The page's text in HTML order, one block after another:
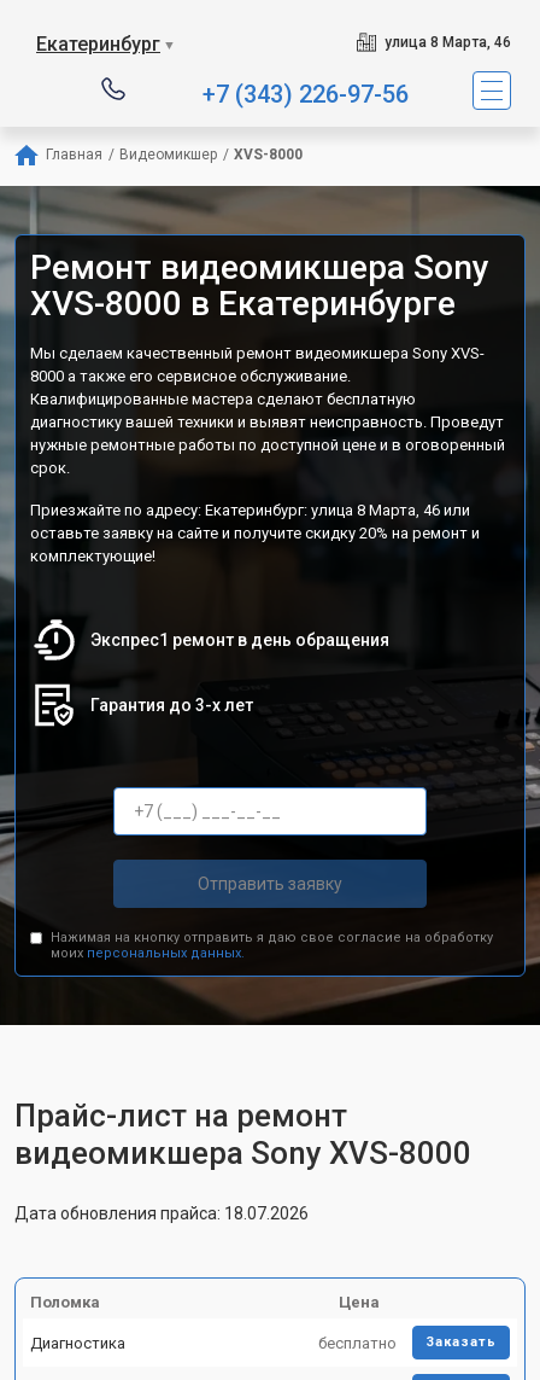
Екатеринбург ▼ улица 8 Марта, 46
+7 (343) 226-97-56
Главная / Видеомикшер / XVS-8000
Ремонт видеомикшера Sony
XVS-8000 в Екатеринбурге
Мы сделаем качественный ремонт видеомикшера Sony XVS-
8000 а также его сервисное обслуживание.
Квалифицированные мастера сделают бесплатную
диагностику вашей техники и выявят неисправность. Проведут
нужные ремонтные работы по доступной цене и в оговоренный
срок.
Приезжайте по адресу: Екатеринбург: улица 8 Марта, 46 или
оставьте заявку на сайте и получите скидку 20% на ремонт и
комплектующие!
Экспрес1 ремонт в день обращения
Гарантия до 3-х лет
Отправить заявку
Нажимая на кнопку отправить я даю свое согласие на обработку
моих персональных данных.
Прайс-лист на ремонт
видеомикшера Sony XVS-8000
Дата обновления прайса: 18.07.2026
Поломка Цена
Диагностика бесплатно Заказать